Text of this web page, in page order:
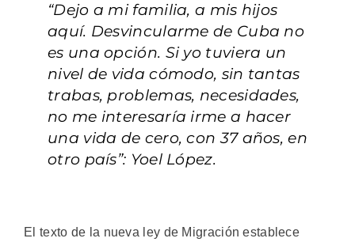
“Dejo a mi familia, a mis hijos
aquí. Desvincularme de Cuba no
es una opción. Si yo tuviera un
nivel de vida cómodo, sin tantas
trabas, problemas, necesidades,
no me interesaría irme a hacer
una vida de cero, con 37 años, en
otro país”: Yoel López.
El texto de la nueva ley de Migración establece